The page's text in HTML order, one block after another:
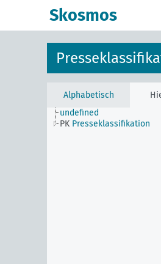
Skosmos
Alphabetisch
undefined
PK Presseklassifikation